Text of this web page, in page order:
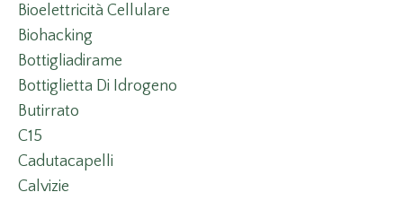
Bioelettricità Cellulare
Biohacking
Bottigliadirame
Bottiglietta Di Idrogeno
Butirrato
C15
Cadutacapelli
Calvizie